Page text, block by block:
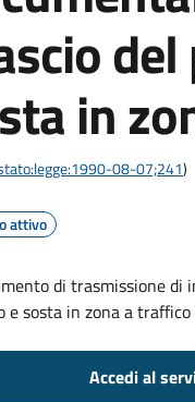
in
08-07;241)
attivo
di trasmissione di
e sosta in zona a
Accedi al